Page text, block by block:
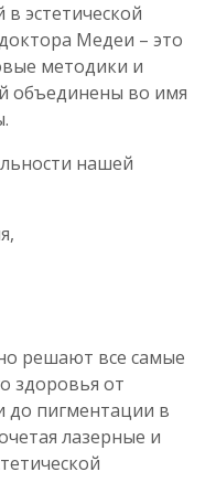
эстетической
Медеи – это
методики и
объединены во имя
нашей
решают все самые
здоровья от
до пигментации в
лазерные и